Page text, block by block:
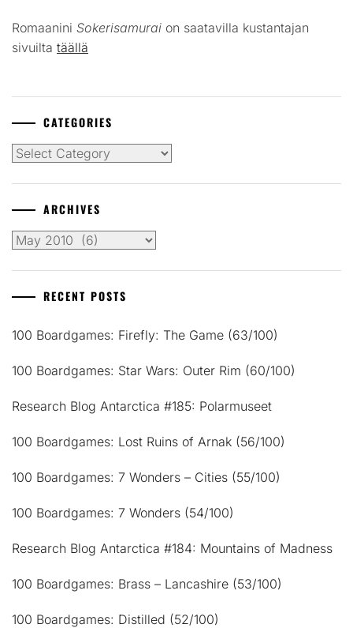
Romaanini Sokerisamurai on saatavilla kustantajan
sivuilta täällä
CATEGORIES
Categories
ARCHIVES
Archives
RECENT POSTS
100 Boardgames: Firefly: The Game (63/100)
100 Boardgames: Star Wars: Outer Rim (60/100)
Research Blog Antarctica #185: Polarmuseet
100 Boardgames: Lost Ruins of Arnak (56/100)
100 Boardgames: 7 Wonders – Cities (55/100)
100 Boardgames: 7 Wonders (54/100)
Research Blog Antarctica #184: Mountains of Madness
100 Boardgames: Brass – Lancashire (53/100)
100 Boardgames: Distilled (52/100)